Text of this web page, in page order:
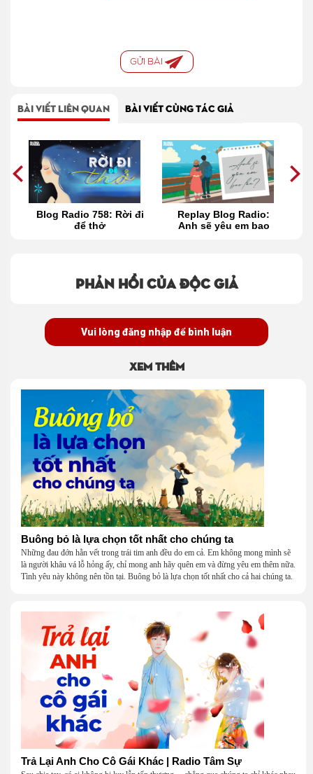
GỬI BÀI
BÀI VIẾT LIÊN QUAN BÀI VIẾT CÙNG TÁC GIẢ
Blog Radio 758: Rời đi
để thở
Replay Blog Radio:
Anh sẽ yêu em bao
Phản hồi của độc giả
Vui lòng đăng nhập để bình luận
Xem thêm
Buông bỏ là lựa chọn tốt nhất cho chúng ta
Những đau đớn hằn vết trong trái tim anh đều do em cả. Em không mong mình sẽ
là người khâu vá lỗ hỏng ấy, chỉ mong anh hãy quên em và đừng yêu em thêm nữa.
Tình yêu này không nên tồn tại. Buông bỏ là lựa chọn tốt nhất cho cả hai chúng ta.
Trả Lại Anh Cho Cô Gái Khác | Radio Tâm Sự